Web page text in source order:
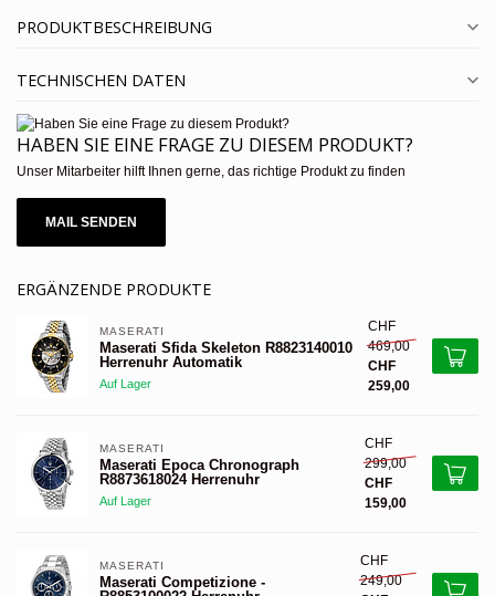
PRODUKTBESCHREIBUNG
TECHNISCHEN DATEN
HABEN SIE EINE FRAGE ZU DIESEM PRODUKT?
Unser Mitarbeiter hilft Ihnen gerne, das richtige Produkt zu finden
MAIL SENDEN
ERGÄNZENDE PRODUKTE
MASERATI
Maserati Sfida Skeleton R8823140010
Herrenuhr Automatik
Auf Lager
CHF
469,00
CHF
259,00
MASERATI
Maserati Epoca Chronograph
R8873618024 Herrenuhr
Auf Lager
CHF
299,00
CHF
159,00
MASERATI
Maserati Competizione -
CHF
249,00